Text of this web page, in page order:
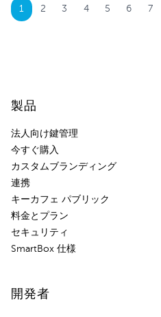
1 2 3 4 5 6 7
製品
法人向け鍵管理
今すぐ購入
カスタムブランディング
連携
キーカフェ パブリック
料金とプラン
セキュリティ
SmartBox 仕様
開発者